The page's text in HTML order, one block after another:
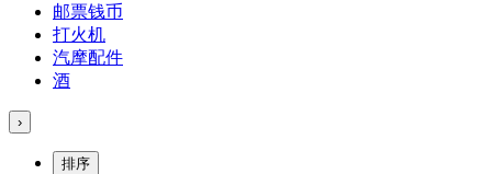
邮票钱币
打火机
汽摩配件
酒
›
排序